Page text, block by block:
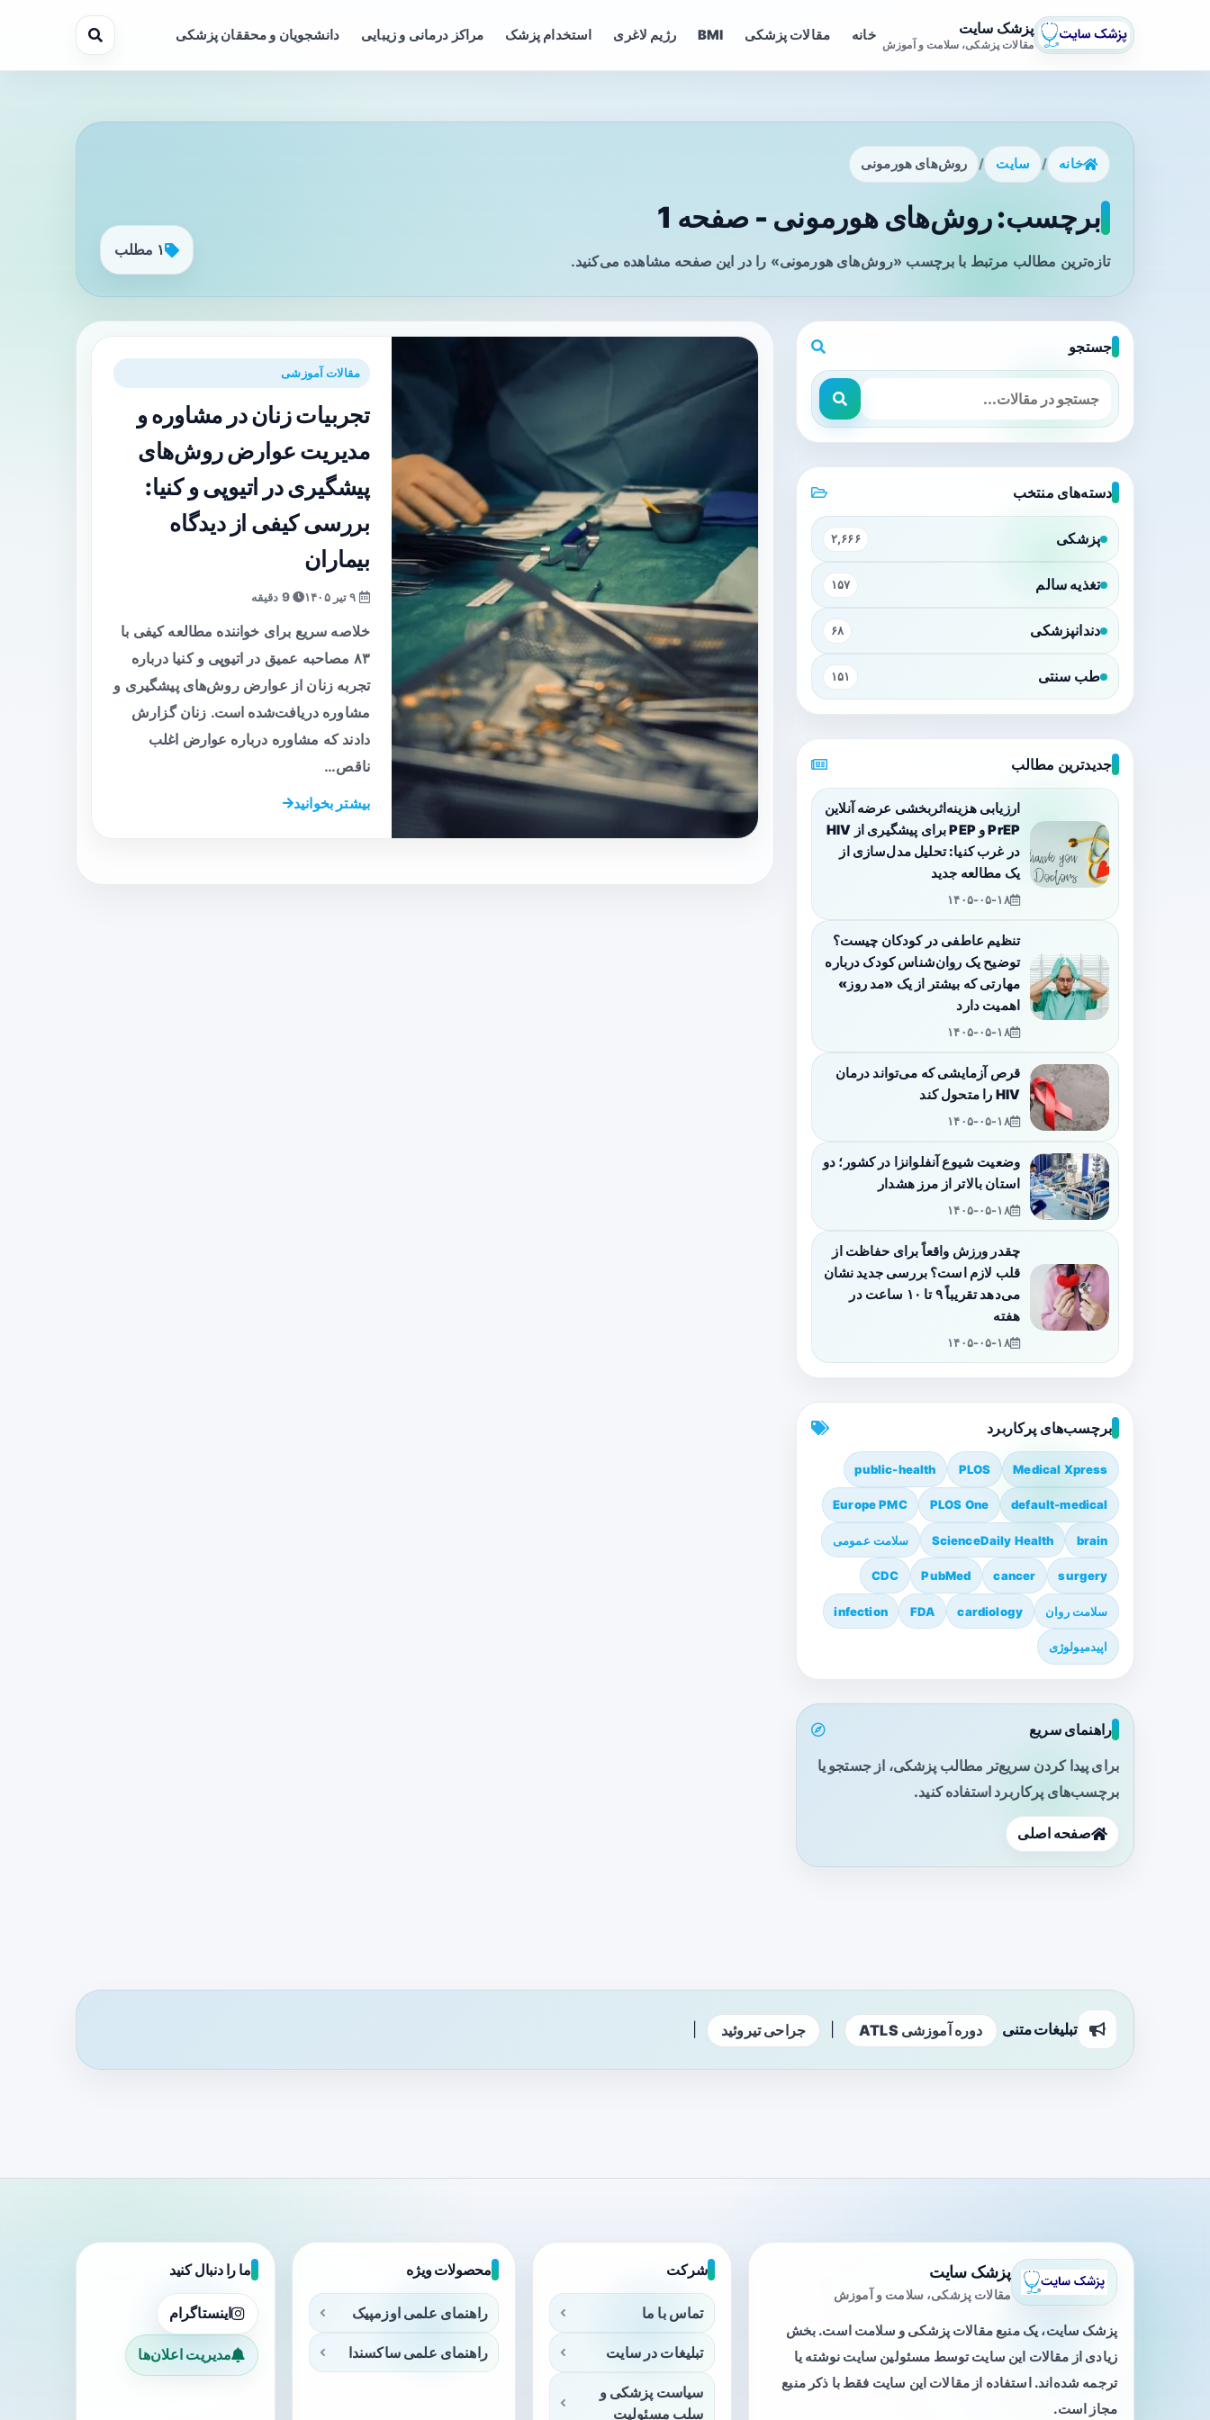
پزشک سایت
مقالات پزشکی، سلامت و آموزش
خانه مقالات پزشکی BMI رژیم لاغری استخدام پزشک مراکز درمانی و زیبایی دانشجویان و محققان پزشکی
خانه / سایت / روش‌های هورمونی
برچسب: روش‌های هورمونی - صفحه 1
تازه‌ترین مطالب مرتبط با برچسب «روش‌های هورمونی» را در این صفحه مشاهده می‌کنید.
۱ مطلب
مقالات آموزشی
تجربیات زنان در مشاوره و
مدیریت عوارض روش‌های
پیشگیری در اتیوپی و کنیا:
بررسی کیفی از دیدگاه
بیماران
9 دقیقه
خلاصه سریع برای خواننده مطالعه کیفی با
۸۳ مصاحبه عمیق در اتیوپی و کنیا درباره
تجربه زنان از عوارض روش‌های پیشگیری و
مشاوره دریافت‌شده است. زنان گزارش
دادند که مشاوره درباره عوارض اغلب
ناقص…
بیشتر بخوانید
جستجو
دسته‌های منتخب
پزشکی ۲,۶۶۶
تغذیه سالم ۱۵۷
دندانپزشکی ۶۸
طب سنتی ۱۵۱
جدیدترین مطالب
ارزیابی هزینه‌اثربخشی عرضه آنلاین
PrEP و PEP برای پیشگیری از HIV
در غرب کنیا: تحلیل مدل‌سازی از
یک مطالعه جدید
۱۴۰۵-۰۵-۱۸
تنظیم عاطفی در کودکان چیست؟
توضیح یک روان‌شناس کودک درباره
مهارتی که بیشتر از یک «مد روز»
اهمیت دارد
۱۴۰۵-۰۵-۱۸
قرص آزمایشی که می‌تواند درمان
HIV را متحول کند
۱۴۰۵-۰۵-۱۸
وضعیت شیوع آنفلوانزا در کشور؛ دو
استان بالاتر از مرز هشدار
۱۴۰۵-۰۵-۱۸
چقدر ورزش واقعاً برای حفاظت از
قلب لازم است؟ بررسی جدید نشان
می‌دهد تقریباً ۹ تا ۱۰ ساعت در
هفته
۱۴۰۵-۰۵-۱۸
برچسب‌های پرکاربرد
Medical Xpress
PLOS
public-health
default-medical
PLOS One
Europe PMC
brain
ScienceDaily Health سلامت عمومی
surgery
cancer
PubMed
CDC
سلامت روان cardiology
FDA
infection
اپیدمیولوژی
راهنمای سریع
برای پیدا کردن سریع‌تر مطالب پزشکی، از جستجو یا
برچسب‌های پرکاربرد استفاده کنید.
صفحه اصلی
تبلیغات متنی دوره آموزشی ATLS جراحی تیروئید
پزشک سایت
مقالات پزشکی، سلامت و آموزش
پزشک سایت، یک منبع مقالات پزشکی و سلامت است. بخش
زیادی از مقالات این سایت توسط مسئولین سایت نوشته یا
ترجمه شده‌اند. استفاده از مقالات این سایت فقط با ذکر منبع
مجاز است.
شرکت
تماس با ما
تبلیغات در سایت
سیاست پزشکی و
سلب مسئولیت
محصولات ویژه
راهنمای علمی اوزمپیک
راهنمای علمی ساکسندا
ما را دنبال کنید
اینستاگرام
مدیریت اعلان‌ها